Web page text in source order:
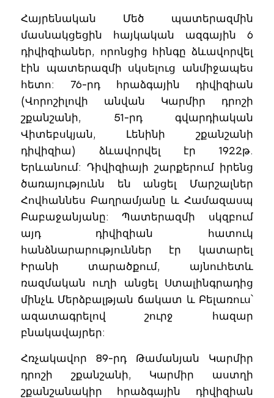
Հայրենական Մեծ պատերազմին
մասնակցեցին հայկական ազգային 6
դիվիզիաներ, որոնցից հինգը ձևավորվել
էին պատերազմի սկսելուց անմիջապես
հետո: 76-րդ հրաձգային դիվիզիան
(Վորոշիլովի անվան Կարմիր դրոշի
շքանշանի, 51-րդ գվարդիական
Վիտեբսկյան, Լենինի շքանշանի
դիվիզիա) ձևավորվել էր 1922թ.
Երևանում: Դիվիզիայի շարքերում իրենց
ծառայությունն են անցել Մարշալներ
Հովհաննես Բաղրամյանը և Համազասպ
Բաբաջանյանը: Պատերազմի սկզբում
այդ դիվիզիան հատուկ
հանձնարարություններ էր կատարել
Իրանի տարածքում, այնուհետև
ռազմական ուղի անցել Ստալինգրադից
մինչև Մերձբալթյան ճակատ և Բելառուս՝
ազատագրելով շուրջ հազար
բնակավայրեր:
Հռչակավոր 89-րդ Թամանյան Կարմիր
դրոշի շքանշանի, Կարմիր աստղի
շքանշանակիր հրաձգային դիվիզիան